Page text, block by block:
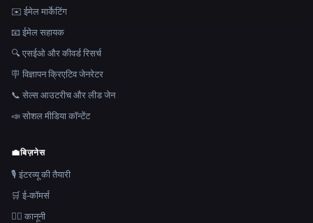
✉️ ईमेल मार्केटिंग
📧 ईमेल सहायक
🔍 एसईओ और कीवर्ड रिसर्च
🪧 विज्ञापन क्रिएटिव जेनरेटर
📞 सेल्स आउटरीच और लीड जेन
📣 सोशल मीडिया कॉन्टेंट
💼बिज़नेस
🎙️ इंटरव्यू की तैयारी
🛒 ई-कॉमर्स
👩‍⚖️ कानूनी